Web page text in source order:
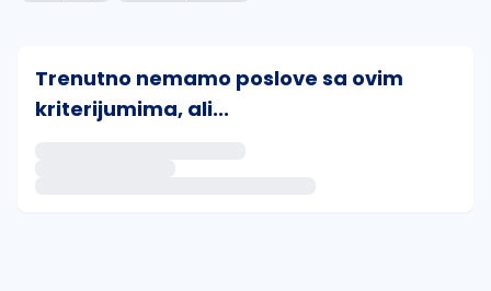
Trenutno nemamo poslove sa ovim
kriterijumima, ali...